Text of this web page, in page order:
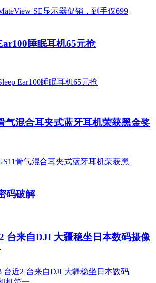
睡眠耳机65元抢
气混合耳夹式蓝牙耳机荣获黑金奖
码破解
台来自DJI 大疆稳坐日本数码摄像